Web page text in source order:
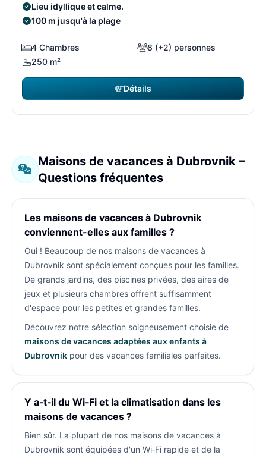
Lieu idyllique et calme.
100 m jusqu'à la plage
4 Chambres
8 (+2) personnes
250 m²
Détails
Maisons de vacances à Dubrovnik –
Questions fréquentes
Les maisons de vacances à Dubrovnik
conviennent-elles aux familles ?
Oui ! Beaucoup de nos maisons de vacances à
Dubrovnik sont spécialement conçues pour les familles.
De grands jardins, des piscines privées, des aires de
jeux et plusieurs chambres offrent suffisamment
d'espace pour les petites et grandes familles.
Découvrez notre sélection soigneusement choisie de
maisons de vacances adaptées aux enfants à
Dubrovnik pour des vacances familiales parfaites.
Y a‑t‑il du Wi‑Fi et la climatisation dans les
maisons de vacances ?
Bien sûr. La plupart de nos maisons de vacances à
Dubrovnik sont équipées d'un Wi‑Fi rapide et de la